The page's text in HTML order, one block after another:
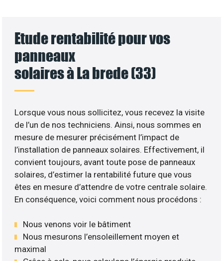
Etude rentabilité pour vos
panneaux
solaires à La brede (33)
Lorsque vous nous sollicitez, vous recevez la visite
de l’un de nos techniciens. Ainsi, nous sommes en
mesure de mesurer précisément l’impact de
l’installation de panneaux solaires. Effectivement, il
convient toujours, avant toute pose de panneaux
solaires, d’estimer la rentabilité future que vous
êtes en mesure d’attendre de votre centrale solaire.
En conséquence, voici comment nous procédons :
Nous venons voir le bâtiment
Nous mesurons l’ensoleillement moyen et
maximal